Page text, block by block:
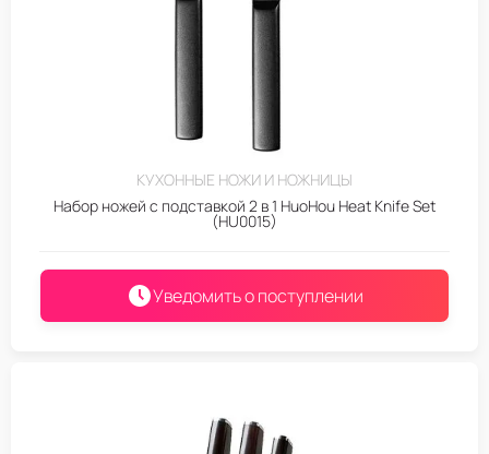
КУХОННЫЕ НОЖИ И НОЖНИЦЫ
Набор ножей с подставкой 2 в 1 HuoHou Heat Knife Set
(HU0015)
Уведомить о поступлении